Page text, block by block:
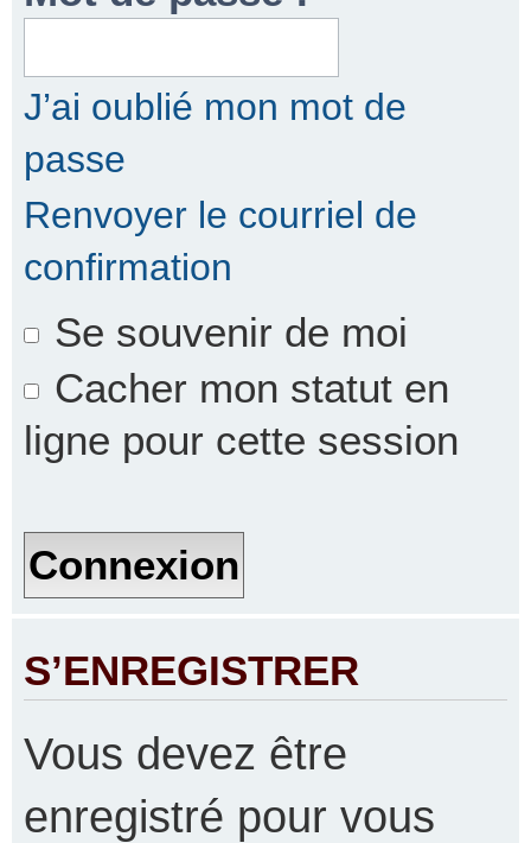
J’ai oublié mon mot de
passe
Renvoyer le courriel de
confirmation
Se souvenir de moi
Cacher mon statut en
ligne pour cette session
S’ENREGISTRER
Vous devez être
enregistré pour vous